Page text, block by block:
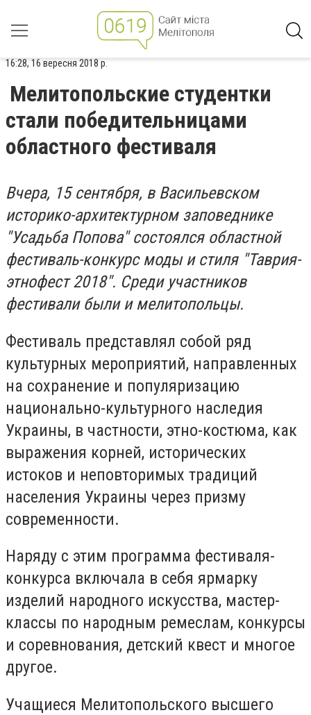
16:28, 16 вересня 2018 р.
Мелитопольские студентки
стали победительницами
областного фестиваля
Вчера, 15 сентября, в Васильевском
историко-архитектурном заповеднике
"Усадьба Попова" состоялся областной
фестиваль-конкурс моды и стиля "Таврия-
этнофест 2018". Среди участников
фестивали были и мелитопольцы.
Фестиваль представлял собой ряд
культурных мероприятий, направленных
на сохранение и популяризацию
национально-культурного наследия
Украины, в частности, этно-костюма, как
выражения корней, исторических
истоков и неповторимых традиций
населения Украины через призму
современности.
Наряду с этим программа фестиваля-
конкурса включала в себя ярмарку
изделий народного искусства, мастер-
классы по народным ремеслам, конкурсы
и соревнования, детский квест и многое
другое.
Учащиеся Мелитопольского высшего